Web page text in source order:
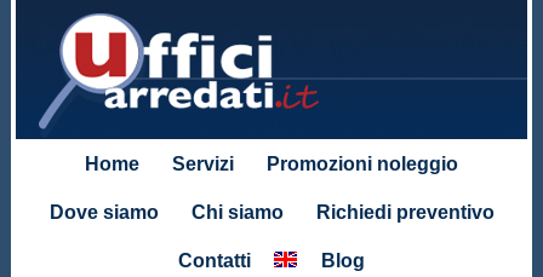
Home Servizi Promozioni noleggio
Dove siamo Chi siamo Richiedi preventivo
Contatti Blog